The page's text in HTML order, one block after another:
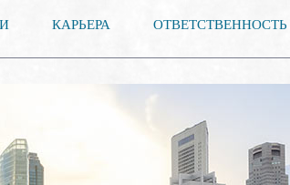
КАРЬЕРА ОТВЕТСТВЕННОСТЬ